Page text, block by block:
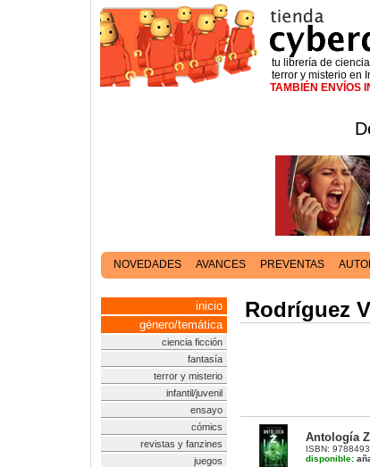
tu librería de
terror y misterio en
TAMBIÉN ENVÍOS
NOVEDADES AVANCES PREVENTAS
inicio
género/temática
ciencia ficción
fantasía
terror y misterio
infantil/juvenil
ensayo
cómics
revistas y fanzines
juegos
Rodríguez
Antología
ISBN:
disponible: